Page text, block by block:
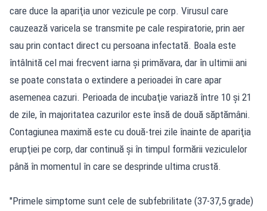
care duce la apariţia unor vezicule pe corp. Virusul care
cauzează varicela se transmite pe cale respiratorie, prin aer
sau prin contact direct cu persoana infectată. Boala este
întâlnită cel mai frecvent iarna şi primăvara, dar în ultimii ani
se poate constata o extindere a perioadei în care apar
asemenea cazuri. Perioada de incubaţie variază între 10 şi 21
de zile, în majoritatea cazurilor este însă de două săptămâni.
Contagiunea maximă este cu două-trei zile înainte de apariţia
erupţiei pe corp, dar continuă şi în timpul formării veziculelor
până în momentul în care se desprinde ultima crustă.
"Primele simptome sunt cele de subfebrilitate (37-37,5 grade)